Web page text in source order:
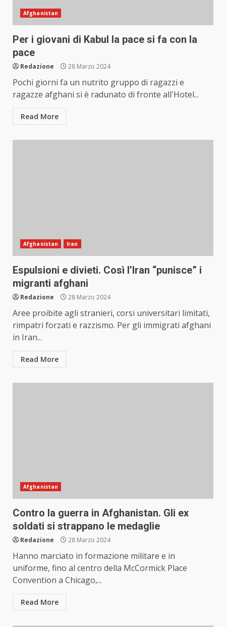
Afghanistan
Per i giovani di Kabul la pace si fa con la
pace
Redazione 28 Marzo 2024
Pochi giorni fa un nutrito gruppo di ragazzi e
ragazze afghani si è radunato di fronte all'Hotel...
Read More
Afghanistan Iran
Espulsioni e divieti. Così l’Iran “punisce” i
migranti afghani
Redazione 28 Marzo 2024
Aree proibite agli stranieri, corsi universitari limitati,
rimpatri forzati e razzismo. Per gli immigrati afghani
in Iran...
Read More
Afghanistan
Contro la guerra in Afghanistan. Gli ex
soldati si strappano le medaglie
Redazione 28 Marzo 2024
Hanno marciato in formazione militare e in
uniforme, fino al centro della McCormick Place
Convention a Chicago,...
Read More